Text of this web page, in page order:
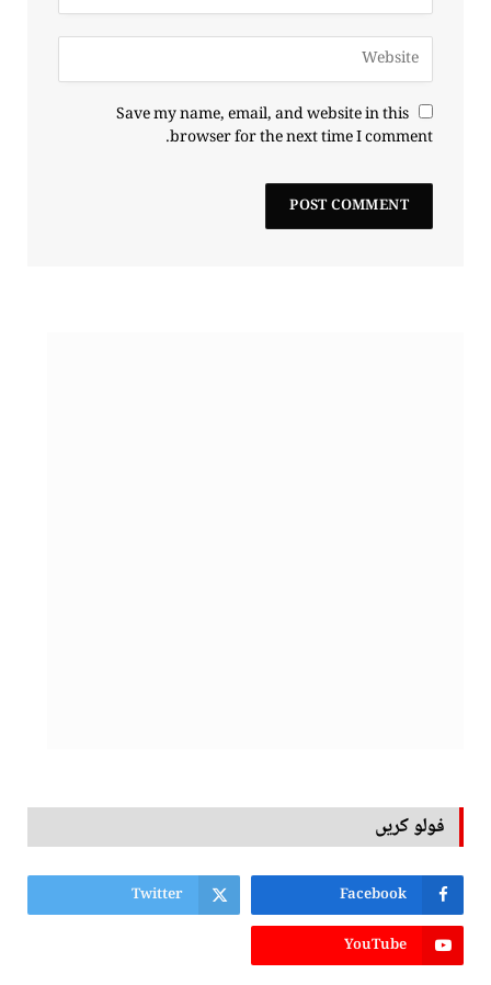
Save my name, email, and website in this
browser for the next time I comment.
فولو کریں
Facebook
Twitter
YouTube